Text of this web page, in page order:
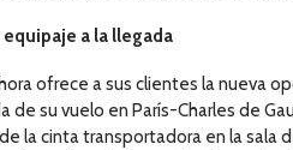
a la llegada
ofrece a sus clientes la nueva
de su vuelo en París-Charles de
la cinta transportadora en la sala